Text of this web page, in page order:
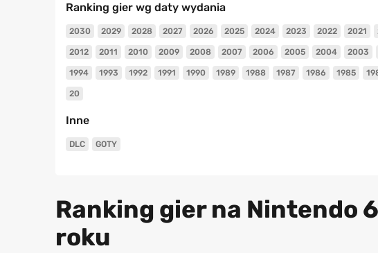
Ranking gier wg daty wydania
2030 2029 2028 2027 2026 2025 2024 2023 2022 2021
2012 2011 2010 2009 2008 2007 2006 2005 2004 2003
1994 1993 1992 1991 1990 1989 1988 1987 1986 1985
20
Inne
DLC GOTY
Ranking gier na Nintendo
roku